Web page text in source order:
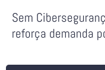
Sem
reforça demanda